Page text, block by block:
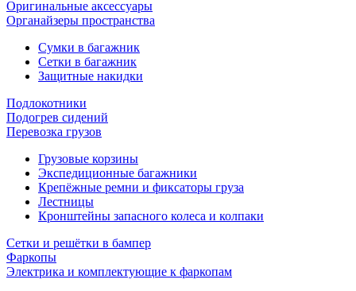
Оригинальные аксессуары
Органайзеры пространства
Сумки в багажник
Сетки в багажник
Защитные накидки
Подлокотники
Подогрев сидений
Перевозка грузов
Грузовые корзины
Экспедиционные багажники
Крепёжные ремни и фиксаторы груза
Лестницы
Кронштейны запасного колеса и колпаки
Сетки и решётки в бампер
Фаркопы
Электрика и комплектующие к фаркопам